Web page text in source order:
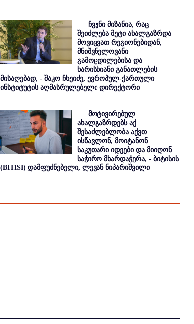
ჩვენი მიზანია, რაც
შეიძლება მეტი ახალგაზრდა
მოვიცვათ რეგიონებიდან,
მნიშვნელოვანი
გამოცდილებისა და
ხარისხიანი განათლების
მისაღებად, - შაკო ჩხეიძე, ევროპულ-ქართული
ინსტიტუტის აღმასრულებელი დირექტორი
მოტივირებულ
ახალგაზრდებს აქ
შესაძლებლობა აქვთ
ისწავლონ, მოიტანონ
საკუთარი იდეები და მიიღონ
საჭირო მხარდაჭერა, - ბიტისის
(BITISI) დამფუძნებელი, ლევან ნიპარიშვილი